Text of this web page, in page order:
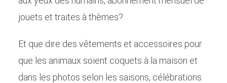
jouets et traites à thèmes?
Et que dire des vêtements et accessoires pour
que les animaux soient coquets à la maison et
dans les photos selon les saisons, célébrations